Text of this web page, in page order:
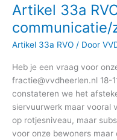
Artikel 33a
Artikel 33a RVO / Door
Heb je een vraag voor
fractie@vvdheerlen.nl 18-
constateren we het
siervuurwerk maar vooral
op rotjesniveau, maar
voor onze bewoners maar